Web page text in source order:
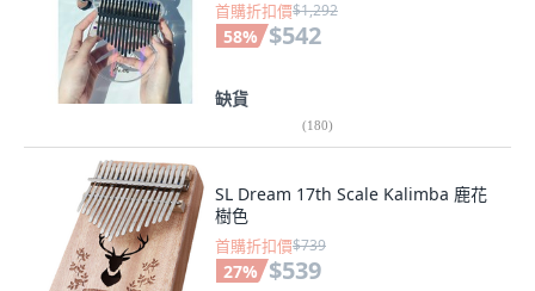
首購折扣價$1,292
58% $542
缺貨
(180)
SL Dream 17th Scale Kalimba 鹿花
樹色
首購折扣價$739
27% $539